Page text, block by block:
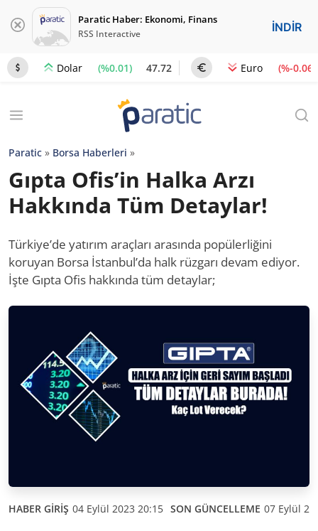
Paratic Haber: Ekonomi, Finans
RSS Interactive İNDİR
Dolar (%0.01) 47.72 Euro (%-0.06)
Paratic » Borsa Haberleri »
Gıpta Ofis’in Halka Arzı
Hakkında Tüm Detaylar!
Türkiye’de yatırım araçları arasında popülerliğini
koruyan Borsa İstanbul’da halk rüzgarı devam ediyor.
İşte Gıpta Ofis hakkında tüm detaylar;
HABER GİRİŞ 04 Eylül 2023 20:15 SON GÜNCELLEME 07 Eylül